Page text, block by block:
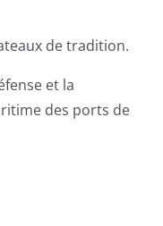
de tradition.
et la
des ports de